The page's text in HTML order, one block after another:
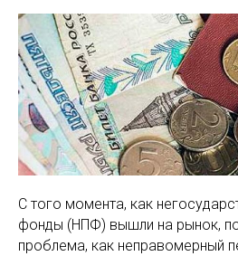
С того момента, как
фонды (НПФ) вышли на рынок,
проблема, как неправомерный